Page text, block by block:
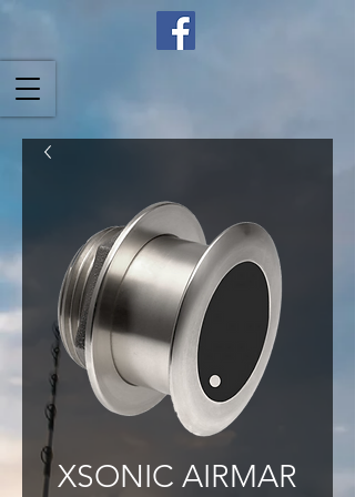
XSONIC AIRMAR